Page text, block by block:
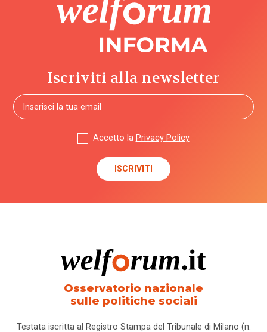
Iscriviti alla newsletter
Accetto la Privacy Policy
Osservatorio nazionale
sulle politiche sociali
Testata iscritta al Registro Stampa del Tribunale di Milano (n.